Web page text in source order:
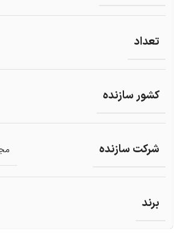
تعداد
کشور سازنده
شرکت سازنده
برند